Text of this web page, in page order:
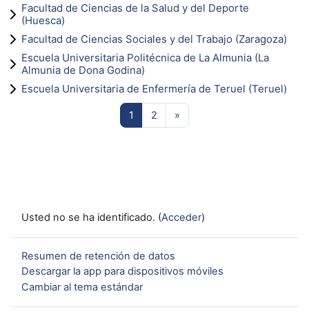
Facultad de Ciencias de la Salud y del Deporte
(Huesca)
Facultad de Ciencias Sociales y del Trabajo (Zaragoza)
Escuela Universitaria Politécnica de La Almunia (La
Almunia de Dona Godina)
Escuela Universitaria de Enfermería de Teruel (Teruel)
1 Página 1
2 Página 2
»
Usted no se ha identificado. (Acceder)
Resumen de retención de datos
Descargar la app para dispositivos móviles
Cambiar al tema estándar